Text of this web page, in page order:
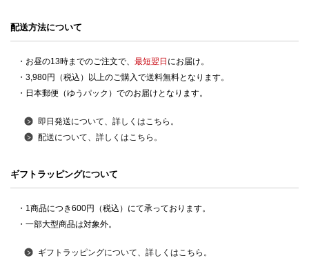
配送方法について
・お昼の13時までのご注文で、 最短翌日 にお届け。
・3,980円（税込）以上のご購入で送料無料となります。
・日本郵便（ゆうパック）でのお届けとなります。
即日発送について、詳しくはこちら。
配送について、詳しくはこちら。
ギフトラッピングについて
・1商品につき600円（税込）にて承っております。
・一部大型商品は対象外。
ギフトラッピングについて、詳しくはこちら。